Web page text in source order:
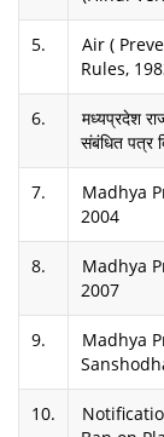
5.
Air (
Rules,
6.
मध्यप्रदेश
संबंधित पत्र
7.
Madhya
2004
8.
Madhya
2007
9.
Madhya
10.